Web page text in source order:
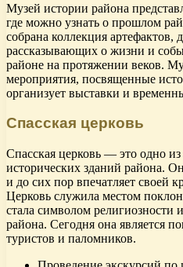
Музей истории района
где можно узнать о прошлом
собрана коллекция артефактов,
рассказывающих о жизни и
районе на протяжении веков.
мероприятия, посвященные
организует выставки и
Спасская церковь
Спасская церковь — это одно
исторических зданий района.
и до сих пор впечатляет своей
Церковь служила местом
стала символом религиозности
района. Сегодня она является
туристов и паломников.